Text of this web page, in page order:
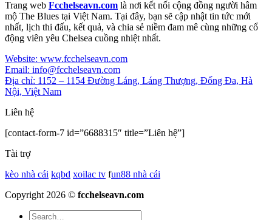
Trang web Fcchelseavn.com là nơi kết nối cộng đồng người hâm
mộ The Blues tại Việt Nam. Tại đây, bạn sẽ cập nhật tin tức mới
nhất, lịch thi đấu, kết quả, và chia sẻ niềm đam mê cùng những cổ
động viên yêu Chelsea cuồng nhiệt nhất.
Website: www.fcchelseavn.com
Email: info@fcchelseavn.com
Địa chỉ: 1152 – 1154 Đường Láng, Láng Thượng, Đống Đa, Hà
Nội, Việt Nam
Liên hệ
[contact-form-7 id=”6688315″ title=”Liên hệ”]
Tài trợ
kèo nhà cái kqbd xoilac tv fun88 nhà cái
Copyright 2026 © fcchelseavn.com